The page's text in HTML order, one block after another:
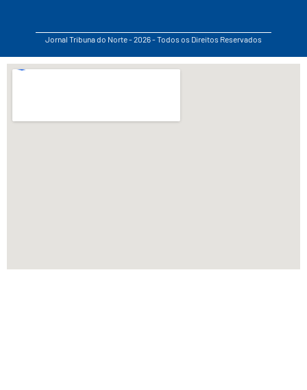
Jornal Tribuna do Norte - 2026 - Todos os Direitos Reservados